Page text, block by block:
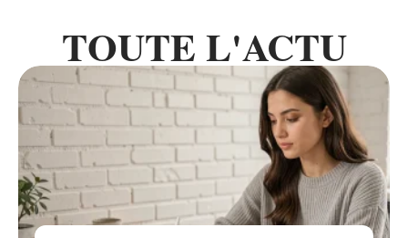
TOUTE L'ACTU